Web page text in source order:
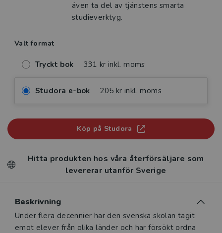
även ta del av tjänstens smarta
studieverktyg.
Valt format
Tryckt bok 331 kr inkl. moms
Studora e-bok 205 kr inkl. moms
Köp på Studora
Hitta produkten hos våra återförsäljare som
levererar utanför Sverige
Beskrivning
Beskrivning
Under flera decennier har den svenska skolan tagit
emot elever från olika länder och har försökt ordna